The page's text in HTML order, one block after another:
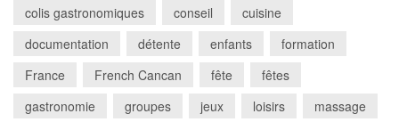
colis gastronomiques
conseil
cuisine
documentation
détente enfants
formation
France
French Cancan fête
fêtes
gastronomie
groupes jeux loisirs
massage